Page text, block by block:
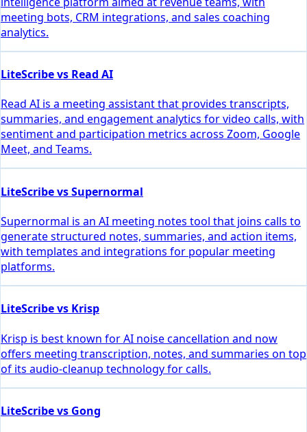
meeting bots, CRM integrations, and sales coaching
analytics.
LiteScribe vs Read AI
Read AI is a meeting assistant that provides transcripts,
summaries, and engagement analytics for video calls, with
sentiment and participation metrics across Zoom, Google
Meet, and Teams.
LiteScribe vs Supernormal
Supernormal is an AI meeting notes tool that joins calls to
generate structured notes, summaries, and action items,
with templates and integrations for popular meeting
platforms.
LiteScribe vs Krisp
Krisp is best known for AI noise cancellation and now
offers meeting transcription, notes, and summaries on top
of its audio-cleanup technology for calls.
LiteScribe vs Gong